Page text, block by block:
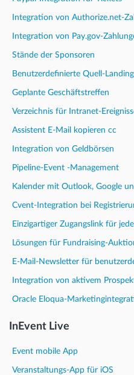
Integration von Authorize.net-
Integration von Pay.gov-
Stände der Sponsoren
Benutzerdefinierte Quell-
Geplante Geschäftstreffen
Verzeichnis für Intranet-
Assistent E-Mail kopieren cc
Integration von Geldbörsen
Pipeline-Event -Management
Kalender mit Outlook, Google
Cvent-Integration bei
Einzigartiger Zugangslink für
Lösungen für Fundraising-
E-Mail-Newsletter für
Integration von aktivem
Oracle Eloqua-
InEvent Live
Event mobile App
Veranstaltungs-App für iOS